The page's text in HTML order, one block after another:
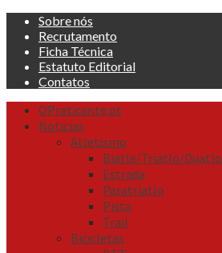
Skip
content
Sobre nós
Recrutamento
Ficha Técnica
Estatuto Editorial
Contatos
Primary
Menu
OPraticante.pt
Noticias
Atletismo
Biatle/Triatlo/Duatlo
Estrada
Paratriatlo
Pista
Trail
Bicicletas